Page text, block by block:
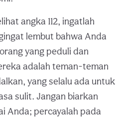
angka 112, ingatlah
lembut bahwa Anda
yang peduli dan
adalah teman-teman
yang selalu ada untuk
sulit. Jangan biarkan
Anda; percayalah pada